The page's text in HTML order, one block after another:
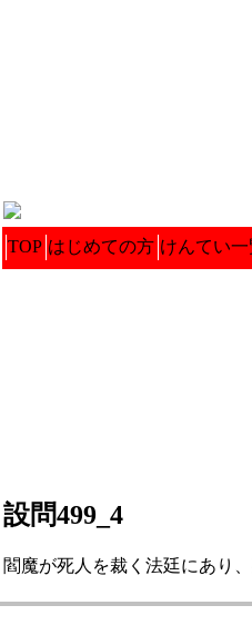
TOP はじめての方 けんてい一
設問499_4
閻魔が死人を裁く法廷にあり